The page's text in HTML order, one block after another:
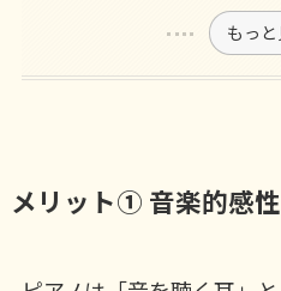
もっと
メリット① 音楽的感